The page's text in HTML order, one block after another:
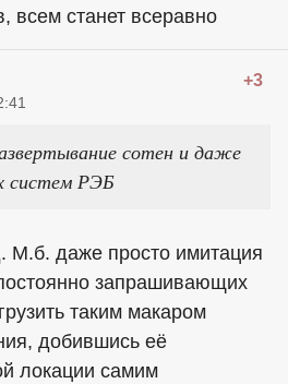
всем станет всеравно
+3
сотен и даже
систем РЭБ
М.б. даже просто имитация
запрашивающих
таким макаром
добившись её
локации самим